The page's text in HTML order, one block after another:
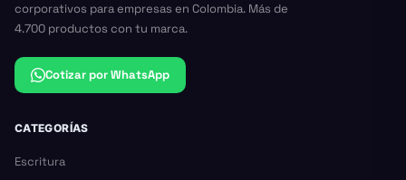
corporativos para empresas en Colombia. Más de
4.700 productos con tu marca.
Cotizar por WhatsApp
CATEGORÍAS
Escritura